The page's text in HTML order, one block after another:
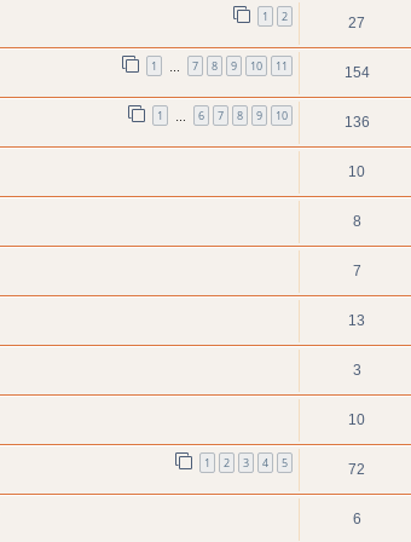
1 2 27
1 7 8 9 10 11 154
1 6 7 8 9 10 136
10
8
7
13
3
10
1 2 3 4 5 72
6